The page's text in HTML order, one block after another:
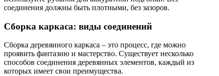
соединения должны быть плотными, без зазоров.
Сборка каркаса: виды соединений
Сборка деревянного каркаса – это процесс, где можно
проявить фантазию и мастерство. Существует несколько
способов соединения деревянных элементов, каждый из
которых имеет свои преимущества.